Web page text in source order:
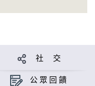
社 交
公眾回饋